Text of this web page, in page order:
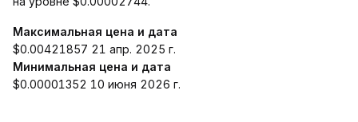
Максимальная цена и дата
$0.00421857 21 апр. 2025 г.
Минимальная цена и дата
$0.00001352 10 июня 2026 г.